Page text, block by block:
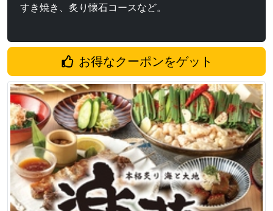
すき焼き、炙り懐石コースなど。
お得なクーポンをゲット